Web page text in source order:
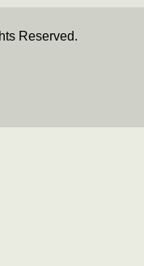
Reserved.